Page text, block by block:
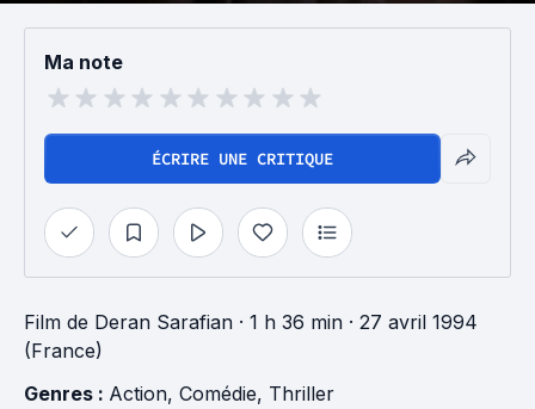
Ma note
ÉCRIRE UNE CRITIQUE
Film de Deran Sarafian · 1 h 36 min · 27 avril 1994
(France)
Genres : Action, Comédie, Thriller